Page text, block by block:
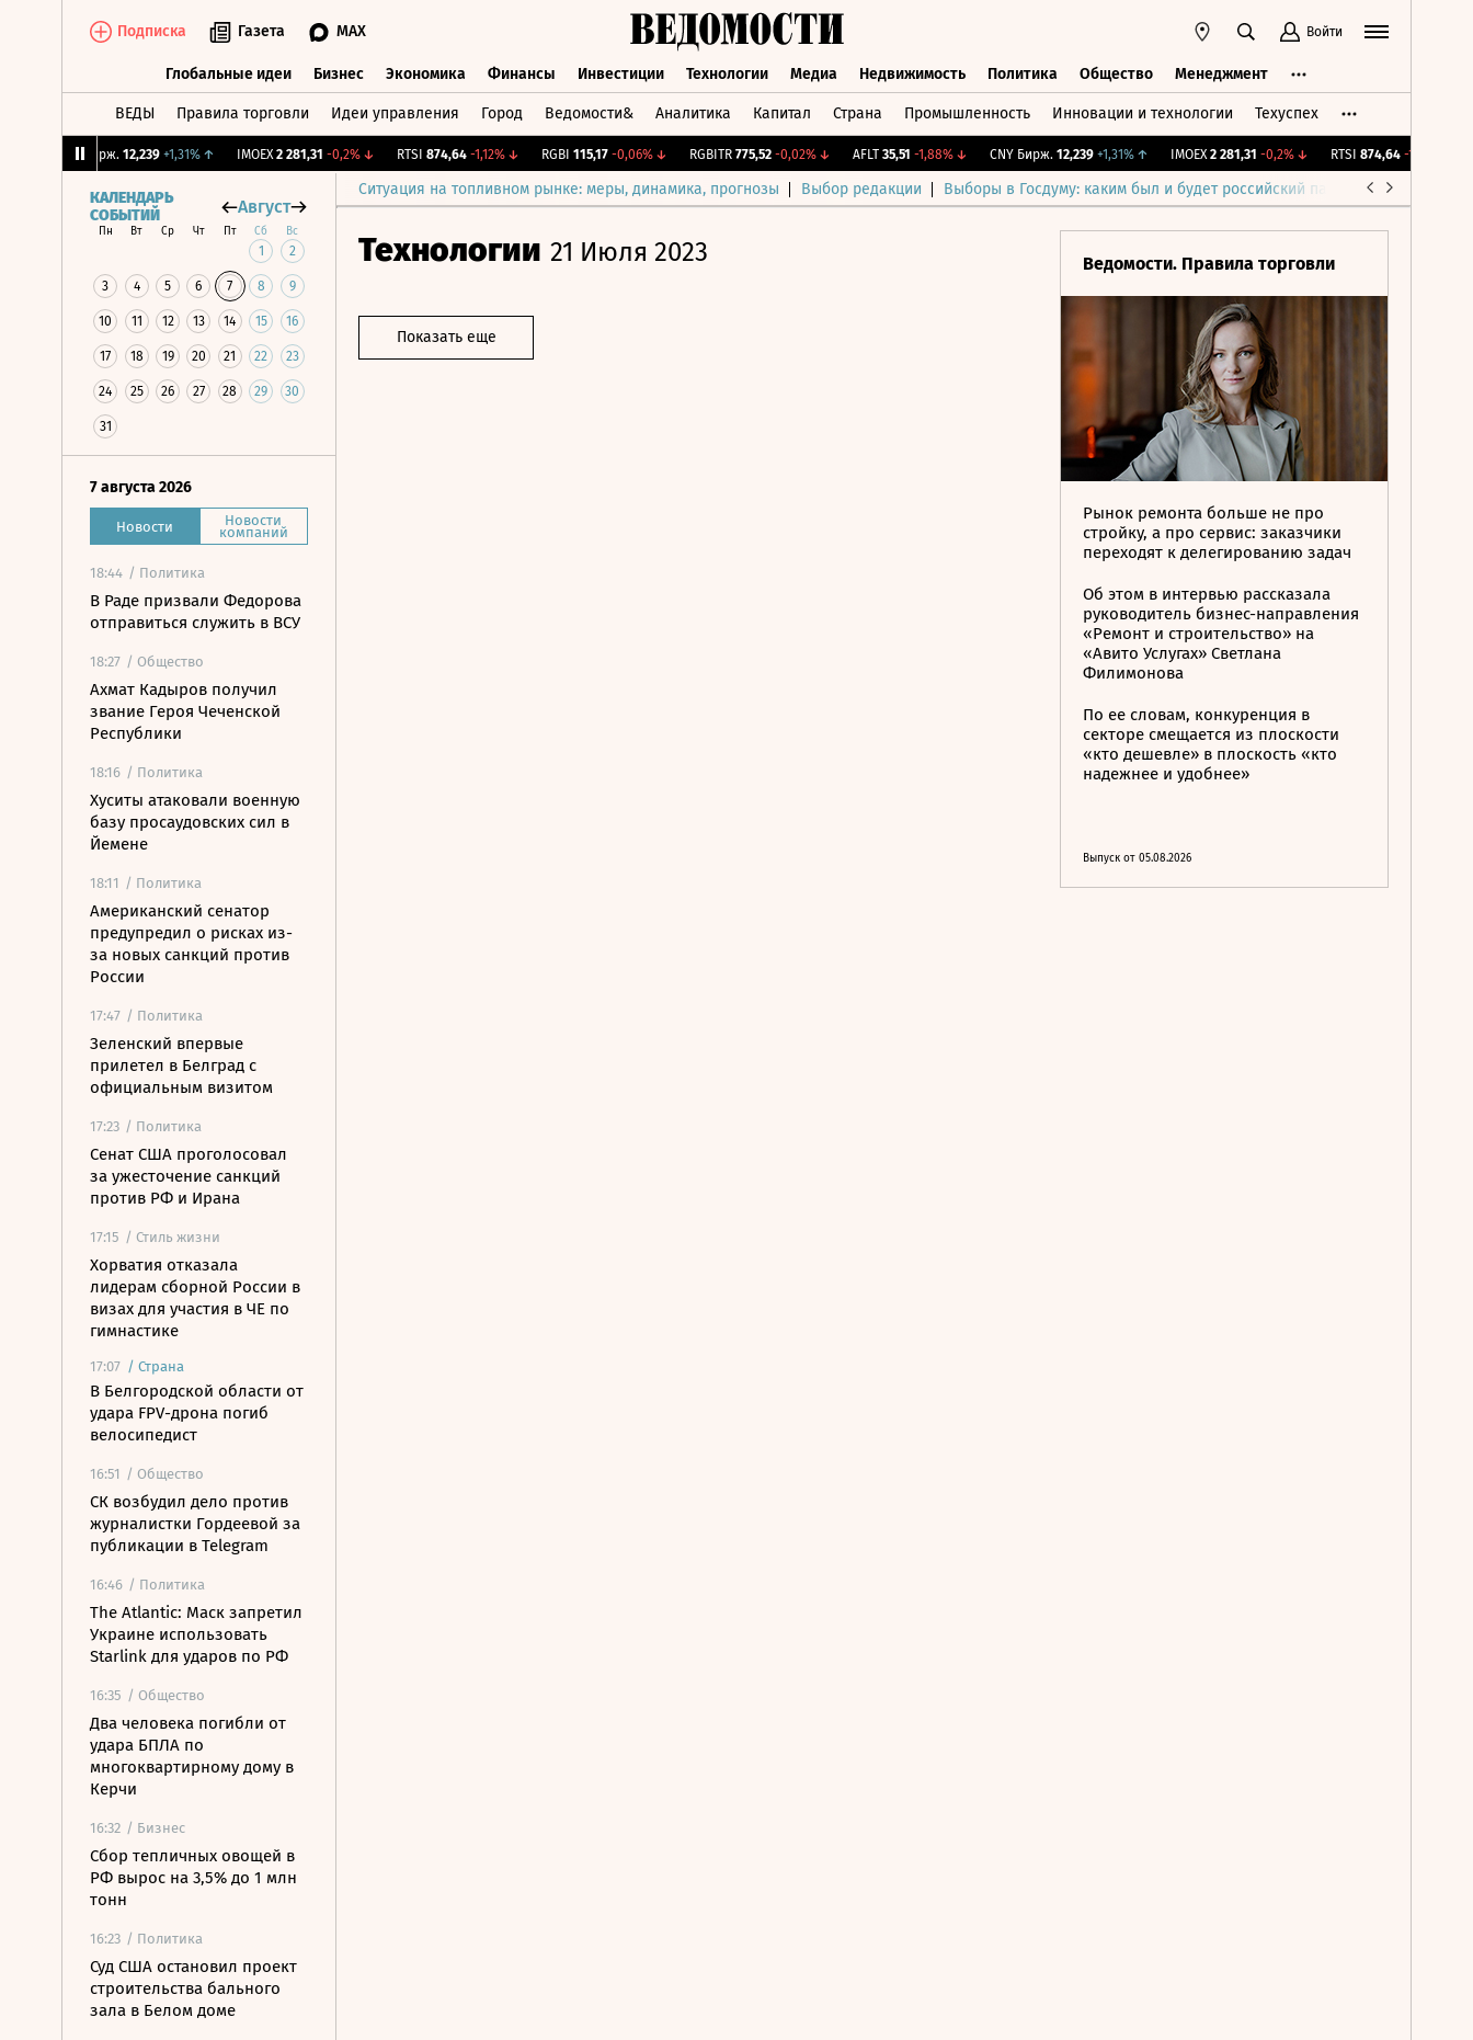
Подписка Газета MAX Войти
Глобальные идеи Бизнес Экономика Финансы Инвестиции Технологии Медиа Недвижимость Политика Общество Менеджмент
ВЕДЫ Правила торговли Идеи управления Город Ведомости& Аналитика Капитал Страна Промышленность Инновации и технологии Техуспех
12,239 +1,31%↑ IMOEX 2 281,31 -0,2%↓ RTSI 874,64 -1,12%↓ RGBI 115,17 -0,06%↓ RGBITR 775,52 -0,02%↓ AFLT 35,51 -1,88%↓ CNY Бирж. 12,239 +1,31%↑ IMOEX 2 281,31 -0,2%↓ RTSI 874,64 -1,12%
Ситуация на топливном рынке: меры, динамика, прогнозы Выбор редакции Выборы в Госдуму: каким был и будет российский парламент
КАЛЕНДАРЬ
СОБЫТИЙ
Август
Пн Вт Ср Чт Пт Сб Вс
1 2
3 4 5 6 7 8 9
10 11 12 13 14 15 16
17 18 19 20 21 22 23
24 25 26 27 28 29 30
31
7 августа 2026
Новости Новости
компаний
18:44 / Политика
В Раде призвали Федорова
отправиться служить в ВСУ
18:27 / Общество
Ахмат Кадыров получил
звание Героя Чеченской
Республики
18:16 / Политика
Хуситы атаковали военную
базу просаудовских сил в
Йемене
18:11 / Политика
Американский сенатор
предупредил о рисках из-
за новых санкций против
России
17:47 / Политика
Зеленский впервые
прилетел в Белград с
официальным визитом
17:23 / Политика
Сенат США проголосовал
за ужесточение санкций
против РФ и Ирана
17:15 / Стиль жизни
Хорватия отказала
лидерам сборной России в
визах для участия в ЧЕ по
гимнастике
17:07 / Страна
В Белгородской области от
удара FPV-дрона погиб
велосипедист
16:51 / Общество
СК возбудил дело против
журналистки Гордеевой за
публикации в Telegram
16:46 / Политика
The Atlantic: Маск запретил
Украине использовать
Starlink для ударов по РФ
16:35 / Общество
Два человека погибли от
удара БПЛА по
многоквартирному дому в
Керчи
16:32 / Бизнес
Сбор тепличных овощей в
РФ вырос на 3,5% до 1 млн
тонн
16:23 / Политика
Суд США остановил проект
строительства бального
зала в Белом доме
Технологии 21 Июля 2023
Показать еще
Ведомости. Правила торговли
Рынок ремонта больше не про
стройку, а про сервис: заказчики
переходят к делегированию задач
Об этом в интервью рассказала
руководитель бизнес-направления
«Ремонт и строительство» на
«Авито Услугах» Светлана
Филимонова
По ее словам, конкуренция в
секторе смещается из плоскости
«кто дешевле» в плоскость «кто
надежнее и удобнее»
Выпуск от 05.08.2026